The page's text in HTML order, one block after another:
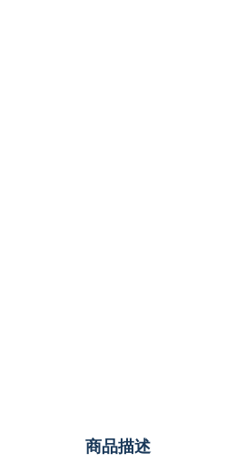
商品描述